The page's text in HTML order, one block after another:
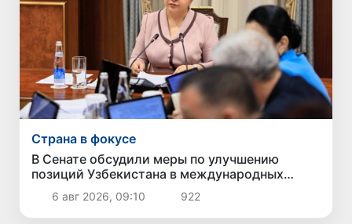
Страна в фокусе
В Сенате обсудили меры по улучшению
позиций Узбекистана в международных
рейтингах и индексах
6 авг 2026, 09:10 922